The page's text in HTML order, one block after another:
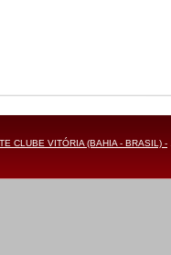
CLUBE VITÓRIA (BAHIA - BRASIL) -